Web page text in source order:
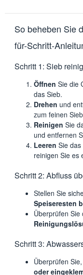
So beheben Sie
für-Schritt-
Schritt 1: Sieb
Öffnen Sie die
das Sieb.
Drehen und
zum feinen
Reinigen Sie
und entfernen
Leeren Sie
reinigen Sie es
Schritt 2: Abfluss
Stellen Sie
Speiseresten
Überprüfen Sie
Schritt 3:
Überprüfen
oder